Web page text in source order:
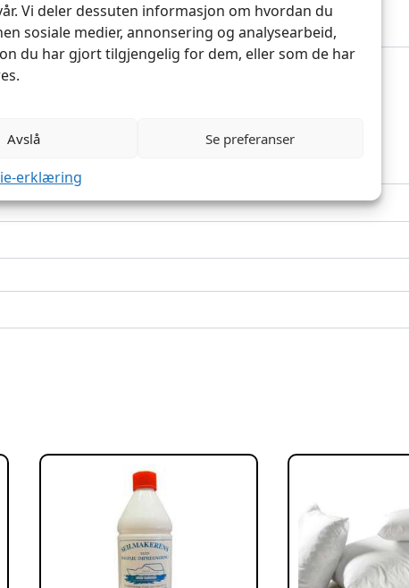
Vi deler dessuten informasjon om hvordan du
sosiale medier, annonsering og analysearbeid,
du har gjort tilgjengelig for dem, eller som de har
Avslå Se preferanser
erklæring